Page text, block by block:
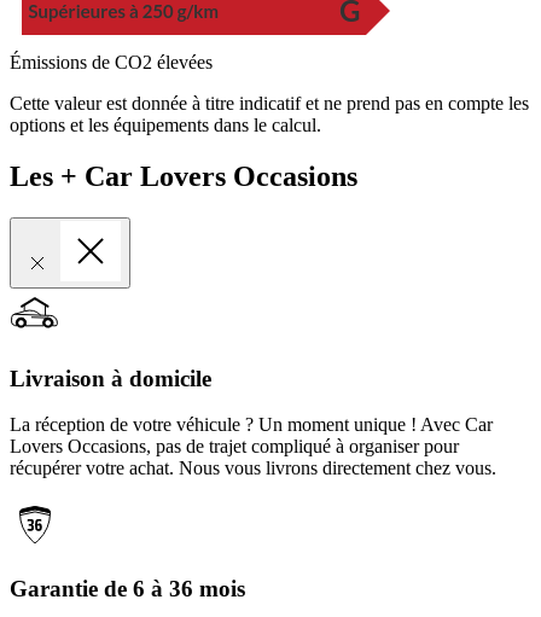
Émissions de CO2 élevées
Cette valeur est donnée à titre indicatif et ne prend pas en compte les
options et les équipements dans le calcul.
Les + Car Lovers Occasions
Livraison à domicile
La réception de votre véhicule ? Un moment unique ! Avec Car
Lovers Occasions, pas de trajet compliqué à organiser pour
récupérer votre achat. Nous vous livrons directement chez vous.
Garantie de 6 à 36 mois